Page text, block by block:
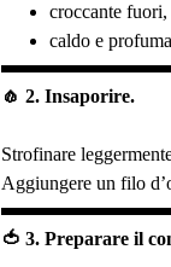
croccante fuori,
caldo e
🧄 2. Insaporire.
Strofinare
Aggiungere un filo
🍅 3. Preparare il